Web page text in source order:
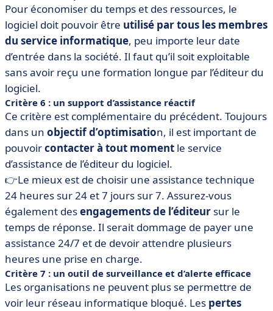
Pour économiser du temps et des ressources, le
logiciel doit pouvoir être utilisé par tous les membres
du service informatique, peu importe leur date
d’entrée dans la société. Il faut qu’il soit exploitable
sans avoir reçu une formation longue par l’éditeur du
logiciel.
Critère 6 : un support d’assistance réactif
Ce critère est complémentaire du précédent. Toujours
dans un objectif d’optimisation, il est important de
pouvoircontacter à tout moment le service
d’assistance de l’éditeur du logiciel.
👉Le mieux est de choisir une assistance technique
24 heures sur 24 et 7 jours sur 7. Assurez-vous
également desengagements de l’éditeur sur le
temps de réponse. Il serait dommage de payer une
assistance 24/7 et de devoir attendre plusieurs
heures une prise en charge.
Critère 7 : un outil de surveillance et d’alerte efficace
Les organisations ne peuvent plus se permettre de
voir leur réseau informatique bloqué. Les pertes